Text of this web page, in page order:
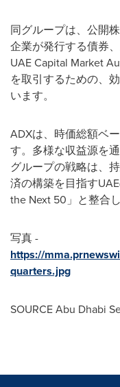
同グループは、公開
企業が発行する債券
UAE Capital Market
を取引するための、
います。
ADXは、時価総額ベ
す。多様な収益源を
グループの戦略は、
済の構築を目指す
the Next 50」と整合
写真 -
https://
quarters.jpg
SOURCE Abu Dhabi